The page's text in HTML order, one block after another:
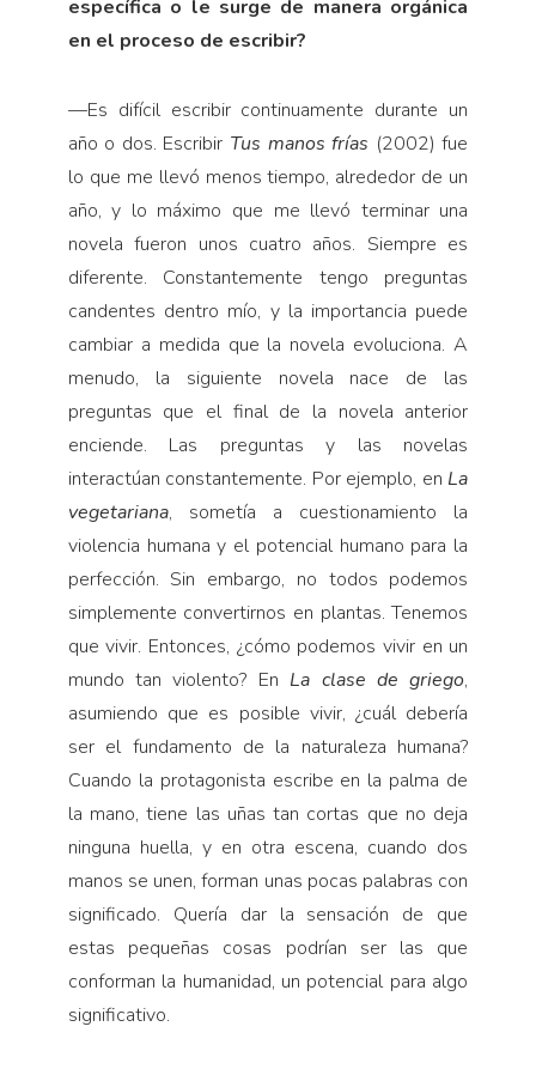
específica o le surge de manera orgánica
en el proceso de escribir?
—Es difícil escribir continuamente durante un
año o dos. Escribir Tus manos frías (2002) fue
lo que me llevó menos tiempo, alrededor de un
año, y lo máximo que me llevó terminar una
novela fueron unos cuatro años. Siempre es
diferente. Constantemente tengo preguntas
candentes dentro mío, y la importancia puede
cambiar a medida que la novela evoluciona. A
menudo, la siguiente novela nace de las
preguntas que el final de la novela anterior
enciende. Las preguntas y las novelas
interactúan constantemente. Por ejemplo, en La
vegetariana, sometía a cuestionamiento la
violencia humana y el potencial humano para la
perfección. Sin embargo, no todos podemos
simplemente convertirnos en plantas. Tenemos
que vivir. Entonces, ¿cómo podemos vivir en un
mundo tan violento? En La clase de griego,
asumiendo que es posible vivir, ¿cuál debería
ser el fundamento de la naturaleza humana?
Cuando la protagonista escribe en la palma de
la mano, tiene las uñas tan cortas que no deja
ninguna huella, y en otra escena, cuando dos
manos se unen, forman unas pocas palabras con
significado. Quería dar la sensación de que
estas pequeñas cosas podrían ser las que
conforman la humanidad, un potencial para algo
significativo.